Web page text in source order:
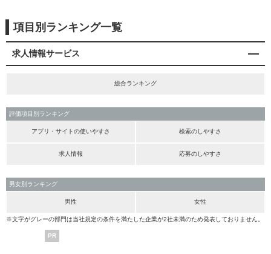
項目別ランキング一覧
求人情報サービス
総合ランキング
評価項目別ランキング
アプリ・サイトの使いやすさ 検索のしやすさ
求人情報 応募のしやすさ
男女別ランキング
男性 女性
※文字がグレーの部門は当社規定の条件を満たした企業が2社未満のため発表しておりません。
PR